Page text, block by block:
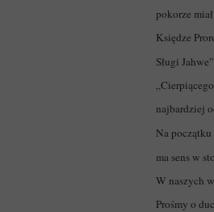
pokorze
Księdze
Sługi Jahwe”
najbardziej
Na
ma sens w
W naszych
Prośmy o